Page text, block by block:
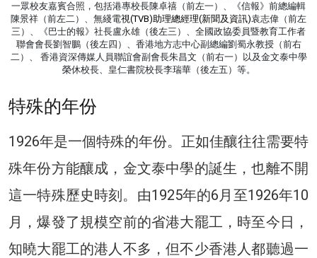
一眾校友嘉賓合照，包括港專校長陳卓禧（前左一）、《信報》前總編輯
陳景祥（前左二）、無綫電視(TVB)助理總經理(新聞及資訊)袁志偉（前左
三）、《巴士的報》社長盧永雄（後左三）、全國政協委員暨教育工作者
聯會會長劉智鵬（後左四）、香港地方志中心副總編劉蜀永教授（前右
二）、 香港資深傳媒人員聯誼會副會長朱昌文（前右一）以及金文泰中學
榮休校長、皇仁書院校長李瑞華（後左五）等。
特殊的年份
1926年是一個特殊的年份。正如佳釀往往需要特
殊年份方能釀成，金文泰中學的誕生，也離不開
這一特殊歷史時刻。由1925年的6月至1926年10
月，爆發了規模空前的省港大罷工，時至今日，
知曉大罷工的港人不多，但不少香港人都聽過一